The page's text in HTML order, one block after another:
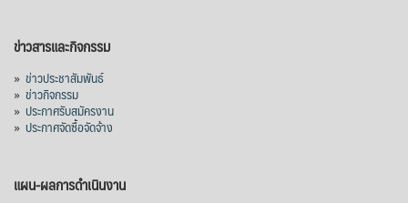
ข่าวสารและกิจกรรม
» ข่าวประชาสัมพันธ์
» ข่าวกิจกรรม
» ประกาศรับสมัครงาน
» ประกาศจัดซื้อจัดจ้าง
แผน-ผลการดำเนินงาน